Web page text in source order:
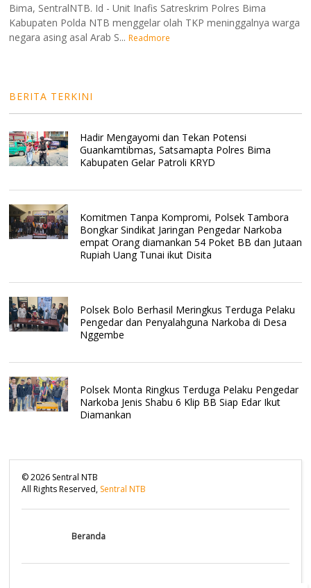
Bima, SentralNTB. Id - Unit Inafis Satreskrim Polres Bima
Kabupaten Polda NTB menggelar olah TKP meninggalnya warga
negara asing asal Arab S... Readmore
BERITA TERKINI
Hadir Mengayomi dan Tekan Potensi
Guankamtibmas, Satsamapta Polres Bima
Kabupaten Gelar Patroli KRYD
Komitmen Tanpa Kompromi, Polsek Tambora
Bongkar Sindikat Jaringan Pengedar Narkoba
empat Orang diamankan 54 Poket BB dan Jutaan
Rupiah Uang Tunai ikut Disita
Polsek Bolo Berhasil Meringkus Terduga Pelaku
Pengedar dan Penyalahguna Narkoba di Desa
Nggembe
Polsek Monta Ringkus Terduga Pelaku Pengedar
Narkoba Jenis Shabu 6 Klip BB Siap Edar Ikut
Diamankan
©2026 Sentral NTB
All Rights Reserved, Sentral NTB
Beranda